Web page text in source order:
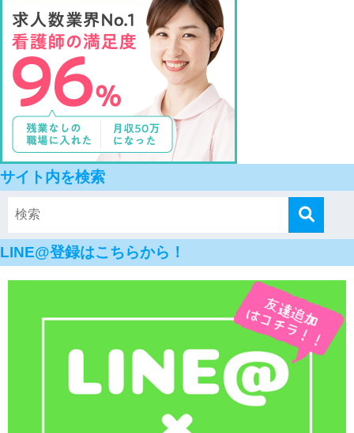
サイト内を検索
LINE@登録はこちらから！